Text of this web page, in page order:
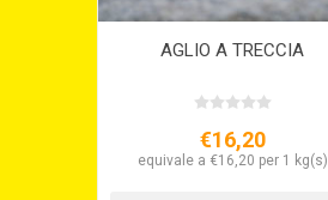
AGLIO A TRECCIA
€16,20
equivale a €16,20 per 1 kg(s)